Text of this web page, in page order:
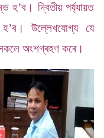
হ’ব। দ্বিতীয় পৰ্য্যায়ত
হ’ব।উল্লেখযোগ্য যে
সকলে অংশগ্ৰহণ কৰে।